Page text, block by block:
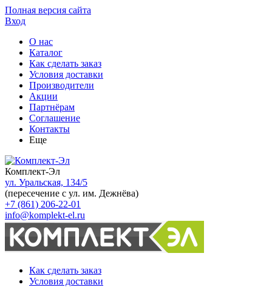
Полная версия сайта
Вход
О нас
Каталог
Как сделать заказ
Условия доставки
Производители
Акции
Партнёрам
Соглашение
Контакты
Еще
Комплект-Эл
ул. Уральская, 134/5
(пересечение с ул. им. Дежнёва)
+7 (861) 206-22-01
info@komplekt-el.ru
Как сделать заказ
Условия доставки